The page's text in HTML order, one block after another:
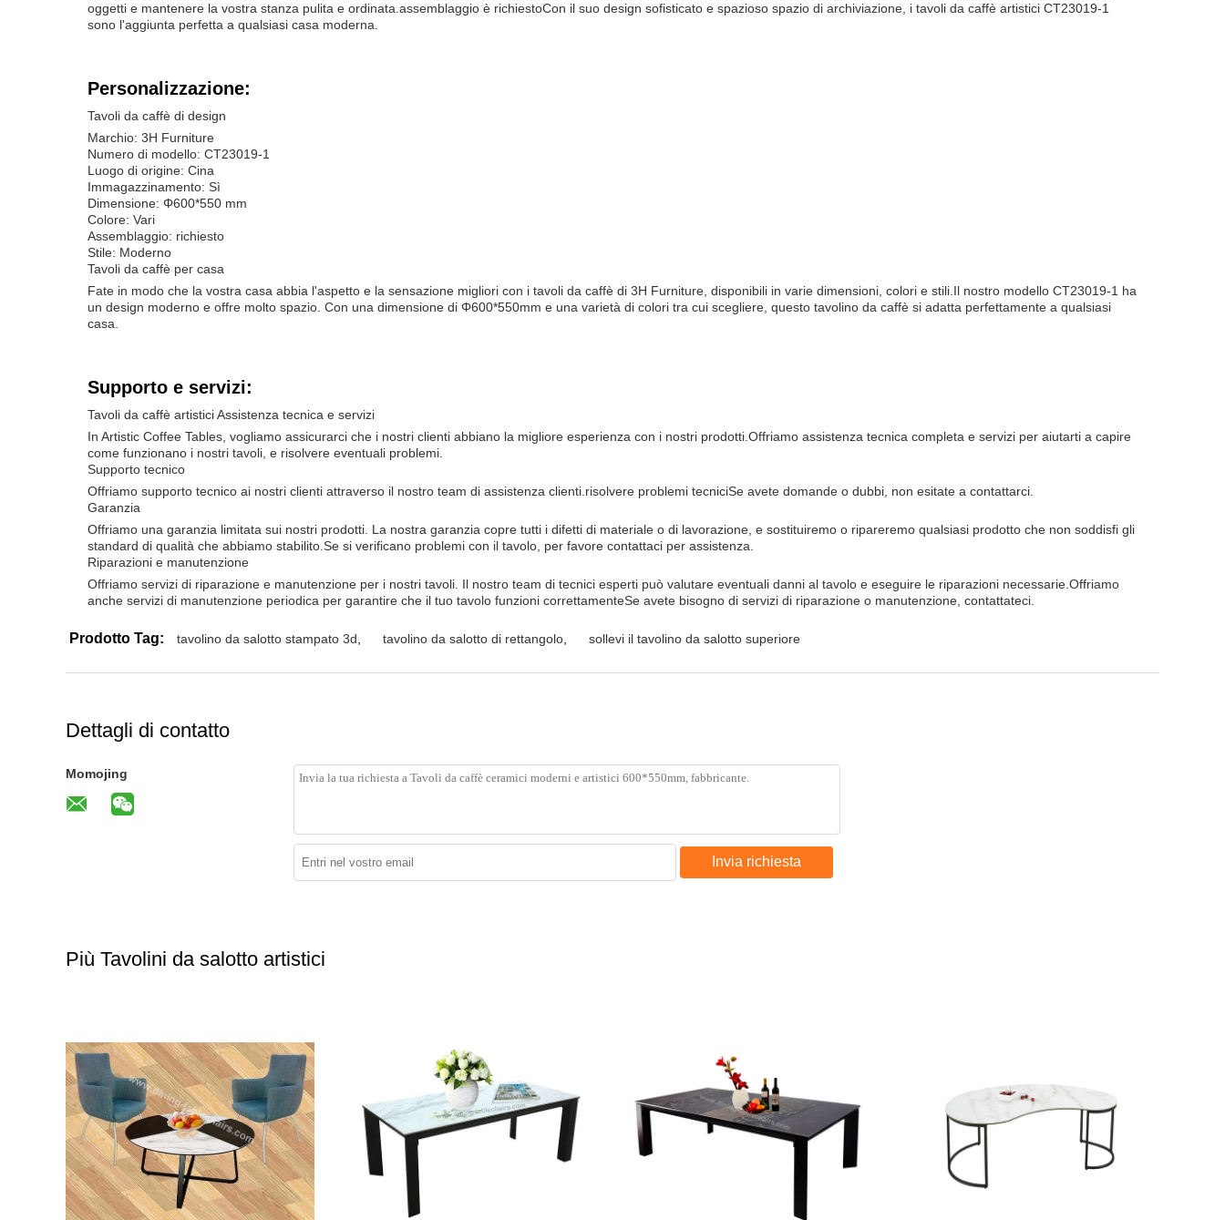
oggetti e mantenere la vostra stanza pulita e ordinata.assemblaggio è richiestoCon il suo design sofisticato e spazioso spazio di archiviazione, i tavoli da caffè artistici CT23019-1
sono l'aggiunta perfetta a qualsiasi casa moderna.
Personalizzazione:
Tavoli da caffè di design
Marchio: 3H Furniture
Numero di modello: CT23019-1
Luogo di origine: Cina
Immagazzinamento: Sì
Dimensione: Φ600*550 mm
Colore: Vari
Assemblaggio: richiesto
Stile: Moderno
Tavoli da caffè per casa
Fate in modo che la vostra casa abbia l'aspetto e la sensazione migliori con i tavoli da caffè di 3H Furniture, disponibili in varie dimensioni, colori e stili.Il nostro modello CT23019-1 ha
un design moderno e offre molto spazio. Con una dimensione di Φ600*550mm e una varietà di colori tra cui scegliere, questo tavolino da caffè si adatta perfettamente a qualsiasi
casa.
Supporto e servizi:
Tavoli da caffè artistici Assistenza tecnica e servizi
In Artistic Coffee Tables, vogliamo assicurarci che i nostri clienti abbiano la migliore esperienza con i nostri prodotti.Offriamo assistenza tecnica completa e servizi per aiutarti a capire
come funzionano i nostri tavoli, e risolvere eventuali problemi.
Supporto tecnico
Offriamo supporto tecnico ai nostri clienti attraverso il nostro team di assistenza clienti.risolvere problemi tecniciSe avete domande o dubbi, non esitate a contattarci.
Garanzia
Offriamo una garanzia limitata sui nostri prodotti. La nostra garanzia copre tutti i difetti di materiale o di lavorazione, e sostituiremo o ripareremo qualsiasi prodotto che non soddisfi gli
standard di qualità che abbiamo stabilito.Se si verificano problemi con il tavolo, per favore contattaci per assistenza.
Riparazioni e manutenzione
Offriamo servizi di riparazione e manutenzione per i nostri tavoli. Il nostro team di tecnici esperti può valutare eventuali danni al tavolo e eseguire le riparazioni necessarie.Offriamo
anche servizi di manutenzione periodica per garantire che il tuo tavolo funzioni correttamenteSe avete bisogno di servizi di riparazione o manutenzione, contattateci.
Prodotto Tag: tavolino da salotto stampato 3d tavolino da salotto di rettangolo sollevi il tavolino da salotto superiore
Dettagli di contatto
Momojing
Invia richiesta
Più Tavolini da salotto artistici